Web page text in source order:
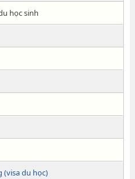
học sinh
(visa du học)